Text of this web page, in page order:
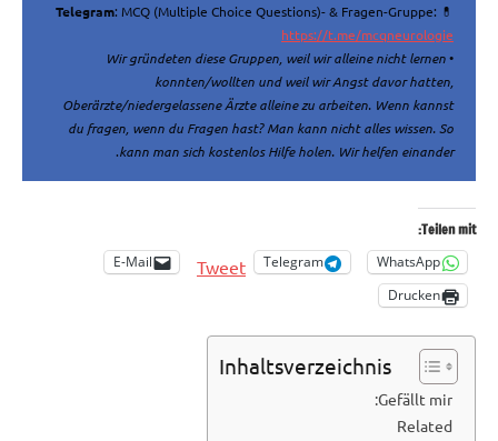
💊
Telegram: MCQ (Multiple Choice Questions)- & Fragen-Gruppe:
https://t.me/mcqneurologie
•
Wir gründeten diese Gruppen, weil wir alleine nicht lernen
konnten/wollten und weil wir Angst davor hatten,
Oberärzte/niedergelassene Ärzte alleine zu arbeiten. Wenn kannst
du fragen, wenn du Fragen hast? Man kann nicht alles wissen. So
kann man sich kostenlos Hilfe holen. Wir helfen einander
.
Teilen mit:
WhatsApp
Telegram
Tweet
E-Mail
Drucken
Inhaltsverzeichnis
Gefällt mir:
Related